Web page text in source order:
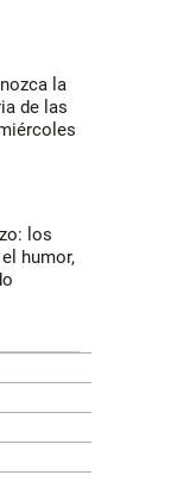
la
de las
los
humor,